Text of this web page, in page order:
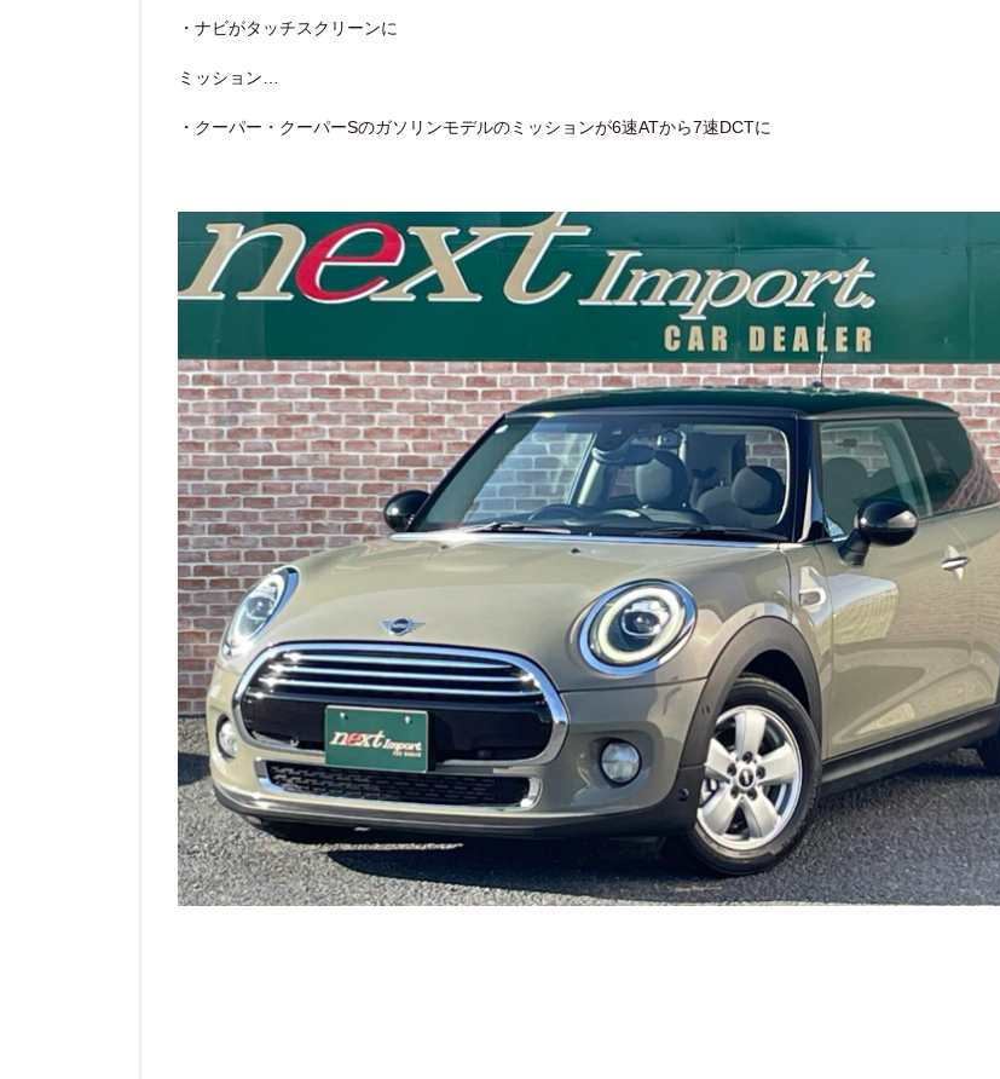
・ナビがタッチスクリーンに
ミッション…
・クーパー・クーパーSのガソリンモデルのミッションが6速ATから7速DCTに